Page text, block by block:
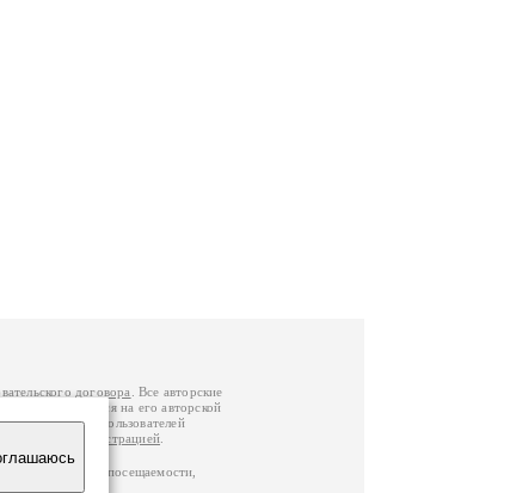
договора
. Все авторские
обратиться на его авторской
. Данные пользователей
связаться с администрацией
счетчика посещаемости,